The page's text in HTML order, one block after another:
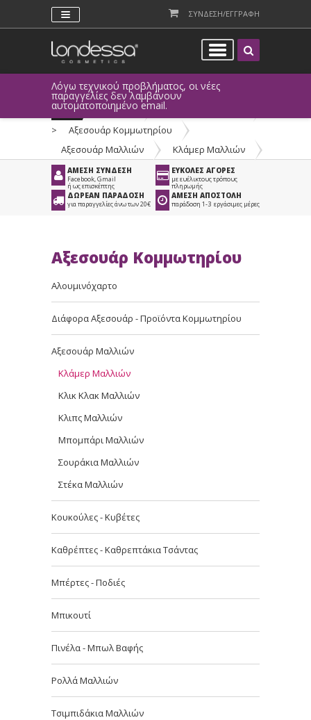
ΣΥΝΔΕΣΗ/ΕΓΓΡΑΦΗ
Λόγω τεχνικού προβλήματος, οι νέες
παραγγελίες δεν λαμβάνουν
αυτοματοποιημένο email.
Προϊόντα >
Είδη Κομμωτηρίου
>
Αξεσουάρ Κομμωτηρίου
>
Αξεσουάρ Μαλλιών
> Κλάμερ Μαλλιών
ΑΜΕΣΗ ΣΥΝΔΕΣΗ
Facebook, Gmail
ή ως επισκέπτης
ΕΥΚΟΛΕΣ ΑΓΟΡΕΣ
με ευέλικτους τρόπους
πληρωμής
ΔΩΡΕΑΝ ΠΑΡΑΔΟΣΗ
για παραγγελίες άνω των 20€
ΑΜΕΣΗ ΑΠΟΣΤΟΛΗ
παράδοση 1-3 εργάσιμες μέρες
Αξεσουάρ Κομμωτηρίου
Αλουμινόχαρτο
Διάφορα Αξεσουάρ - Προϊόντα Κομμωτηρίου
Αξεσουάρ Μαλλιών
Κλάμερ Μαλλιών
Κλικ Κλακ Μαλλιών
Κλιπς Μαλλιών
Μπομπάρι Μαλλιών
Σουράκια Μαλλιών
Στέκα Μαλλιών
Κουκούλες - Κυβέτες
Καθρέπτες - Καθρεπτάκια Τσάντας
Μπέρτες - Ποδιές
Μπικουτί
Πινέλα - Μπωλ Βαφής
Ρολλά Μαλλιών
Τσιμπιδάκια Μαλλιών